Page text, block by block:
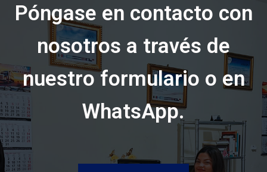
Póngase en contacto con
nosotros a través de
nuestro formulario o en
WhatsApp.